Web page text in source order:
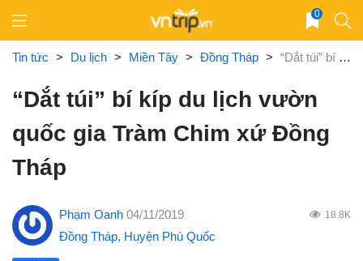
content
0
Tin tức > Du lịch > Miền Tây > Đồng Tháp > “Dắt túi” bí kíp du lịch vườn quốc gia Tràm Chim xứ Đồng Tháp
“Dắt túi” bí kíp du lịch vườn
quốc gia Tràm Chim xứ Đồng
Tháp
Phạm Oanh 04/11/2019 18.8K
Đồng Tháp, Huyện Phú Quốc